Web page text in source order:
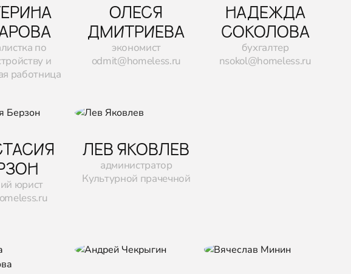
по
и
работница
ОЛЕСЯ
ДМИТРИЕВА
экономист
odmit@homeless.ru
НАДЕЖДА
СОКОЛОВА
бухгалтер
nsokol@homeless.ru
юрист
ЛЕВ ЯКОВЛЕВ
администратор
Культурной прачечной